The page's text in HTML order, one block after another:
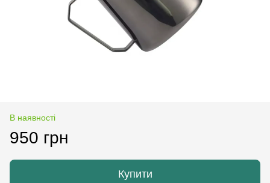
В наявності
950 грн
Купити